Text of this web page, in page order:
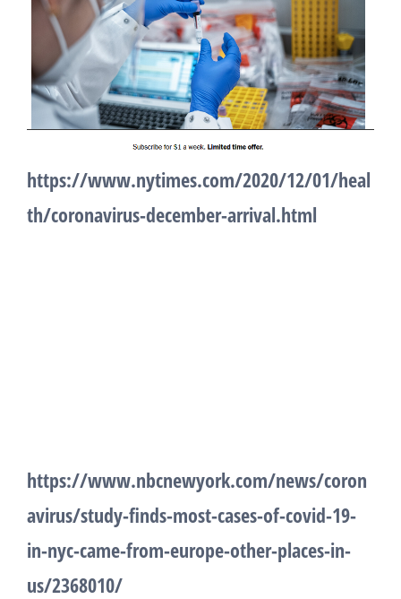
https://www.nytimes.com/2020/12/01/heal
th/coronavirus-december-arrival.html
https://www.nbcnewyork.com/news/coron
avirus/study-finds-most-cases-of-covid-19-
in-nyc-came-from-europe-other-places-in-
us/2368010/